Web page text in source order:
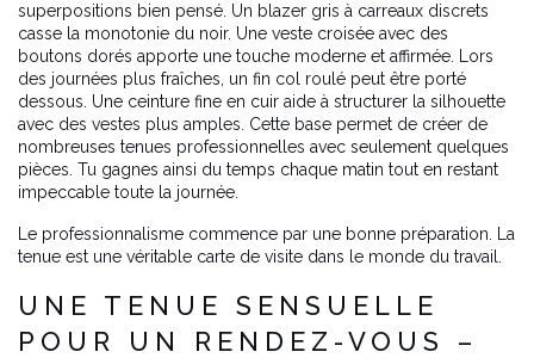
superpositions bien pensé. Un blazer gris à carreaux discrets
casse la monotonie du noir. Une veste croisée avec des
boutons dorés apporte une touche moderne et affirmée. Lors
des journées plus fraîches, un fin col roulé peut être porté
dessous. Une ceinture fine en cuir aide à structurer la silhouette
avec des vestes plus amples. Cette base permet de créer de
nombreuses tenues professionnelles avec seulement quelques
pièces. Tu gagnes ainsi du temps chaque matin tout en restant
impeccable toute la journée.
Le professionnalisme commence par une bonne préparation. La
tenue est une véritable carte de visite dans le monde du travail.
UNE TENUE SENSUELLE
POUR UN RENDEZ-VOUS –